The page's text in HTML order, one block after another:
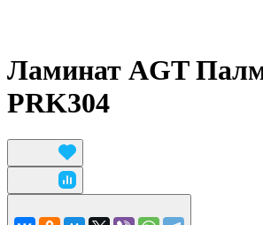
Ламинат AGT
PRK304